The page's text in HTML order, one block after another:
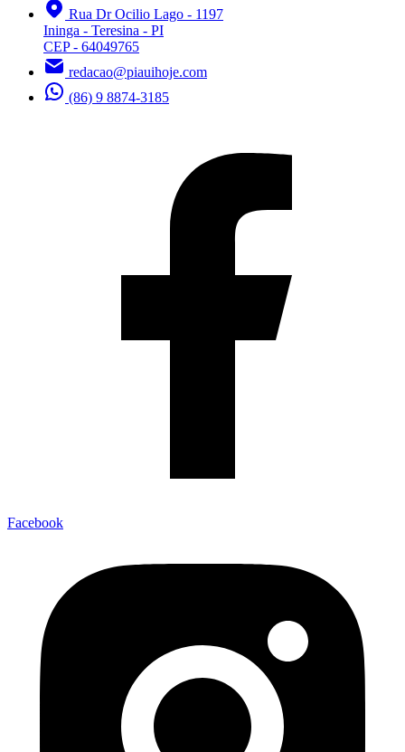
Rua Dr Ocilio Lago - 1197
Ininga - Teresina - PI
CEP - 64049765
redacao@piauihoje.com
(86) 9 8874-3185
Facebook